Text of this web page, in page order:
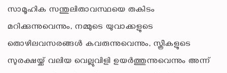
സാമൂഹിക സന്തുലിതാവസ്ഥയെ തകിടം
മറിക്കുന്നുവെന്നും, നമ്മുടെ യുവാക്കളുടെ
തൊഴിലവസരങ്ങൾ കവരുന്നുവെന്നും, സ്ത്രീകളുടെ
സുരക്ഷയ്ക്ക് വലിയ വെല്ലുവിളി ഉയർത്തുന്നുവെന്നും അന്ന്